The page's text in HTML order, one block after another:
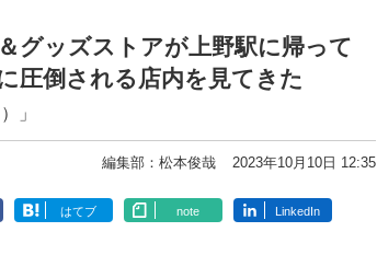
グッズストアが上野駅に帰って
倒される店内を見てきた
」
編集部：松本俊哉 2023年10月10日 12:35
はてブ note LinkedIn